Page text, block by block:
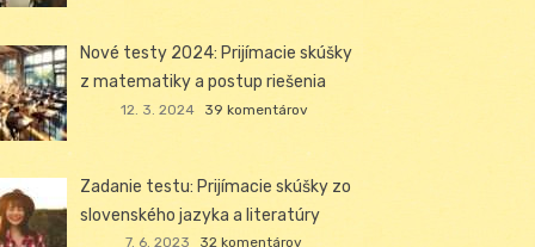
Nové testy 2024: Prijímacie skúšky
z matematiky a postup riešenia
12. 3. 2024 39 komentárov
Zadanie testu: Prijímacie skúšky zo
slovenského jazyka a literatúry
7. 6. 2023 32 komentárov